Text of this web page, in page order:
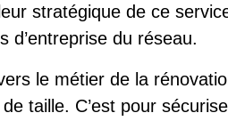
stratégique de ce
d’entreprise du réseau.
le métier de la
taille. C’est pour